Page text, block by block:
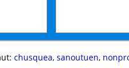
chusquea, sanoutuen,